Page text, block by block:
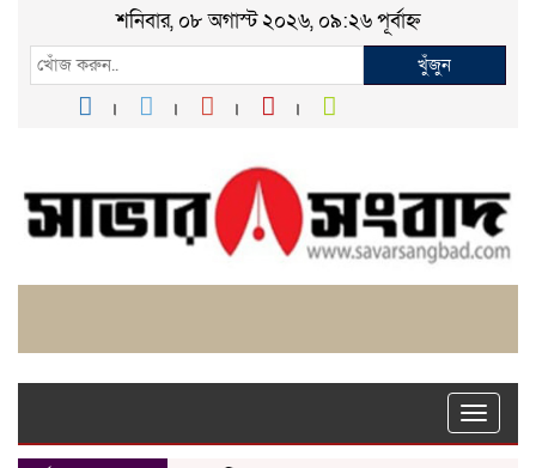
শনিবার, ০৮ অগাস্ট ২০২৬, ০৯:২৬ পূর্বাহ্ন
খুঁজুন
Toggle